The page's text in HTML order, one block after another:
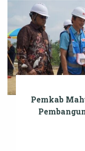
Pemkab